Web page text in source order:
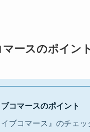
ースのポイント
コマースのポイント
イブコマース』のチェッ